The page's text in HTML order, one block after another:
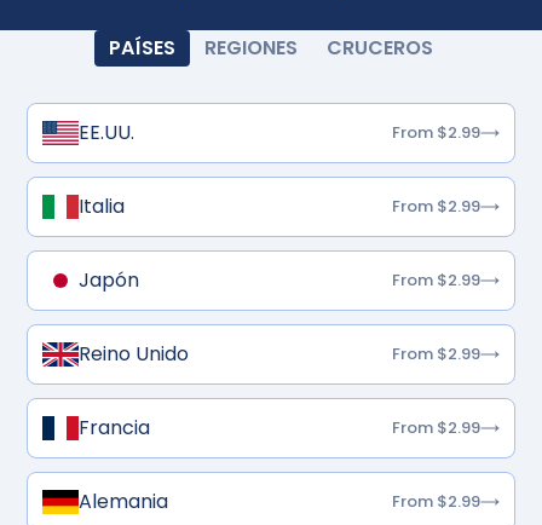
PAÍSES REGIONES CRUCEROS
EE.UU. From $2.99
Italia From $2.99
Japón From $2.99
Reino Unido From $2.99
Francia From $2.99
Alemania From $2.99